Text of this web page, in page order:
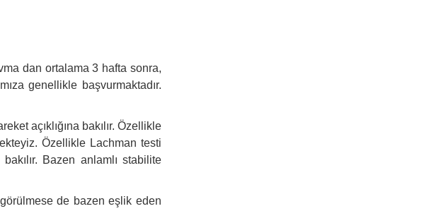
dan ortalama 3 hafta sonra,
genellikle başvurmaktadır.
açıklığına bakılır. Özellikle
Özellikle Lachman testi
Bazen anlamlı stabilite
görülmese de bazen eşlik eden